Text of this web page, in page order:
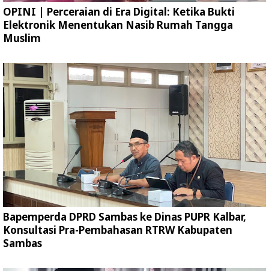
OPINI | Perceraian di Era Digital: Ketika Bukti
Elektronik Menentukan Nasib Rumah Tangga
Muslim
Bapemperda DPRD Sambas ke Dinas PUPR Kalbar,
Konsultasi Pra-Pembahasan RTRW Kabupaten
Sambas